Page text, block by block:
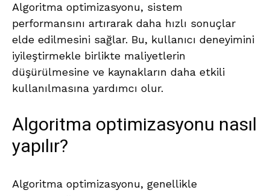
Algoritma optimizasyonu, sistem
performansını artırarak daha hızlı sonuçlar
elde edilmesini sağlar. Bu, kullanıcı deneyimini
iyileştirmekle birlikte maliyetlerin
düşürülmesine ve kaynakların daha etkili
kullanılmasına yardımcı olur.
Algoritma optimizasyonu nasıl
yapılır?
Algoritma optimizasyonu, genellikle